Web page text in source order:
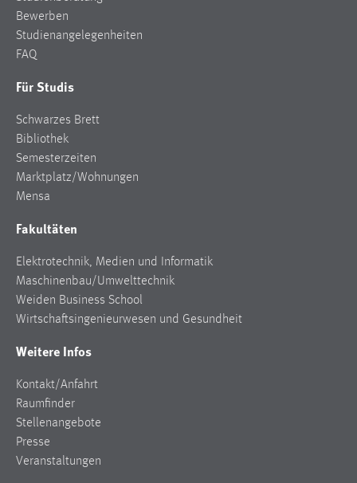
Bewerben
Studienangelegenheiten
FAQ
Für Studis
Schwarzes Brett
Bibliothek
Semesterzeiten
Marktplatz/Wohnungen
Mensa
Fakultäten
Elektrotechnik, Medien und Informatik
Maschinenbau/Umwelttechnik
Weiden Business School
Wirtschaftsingenieurwesen und Gesundheit
Weitere Infos
Kontakt/Anfahrt
Raumfinder
Stellenangebote
Presse
Veranstaltungen